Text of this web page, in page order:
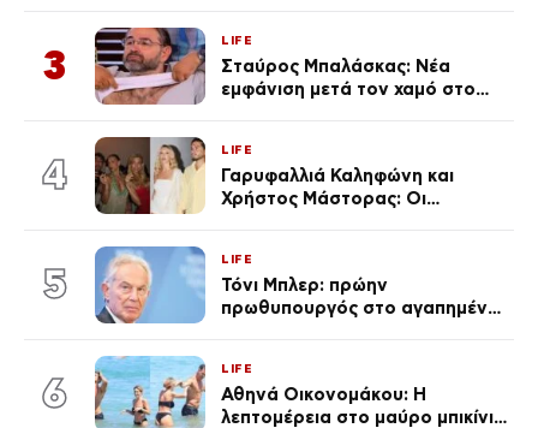
3
LIFE
Σταύρος Μπαλάσκας: Νέα
εμφάνιση μετά τον χαμό στο
4
LIFE
Γαρυφαλλιά Καληφώνη και
Χρήστος Μάστορας: Οι
απαρατήρητη
5
LIFE
Τόνι Μπλερ: πρώην
πρωθυπουργός στο αγαπημένο
6
LIFE
Αθηνά Οικονομάκου: Η
λεπτομέρεια στο μαύρο μπικίνι